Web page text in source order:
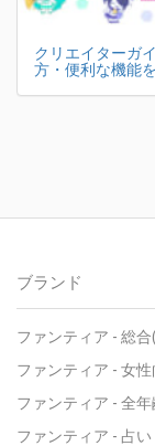
クリエイターガ
方・便利な機能
ブランド
ファンティア - 総
ファンティア - 女性
ファンティア - 全年
ファンティア - 占い